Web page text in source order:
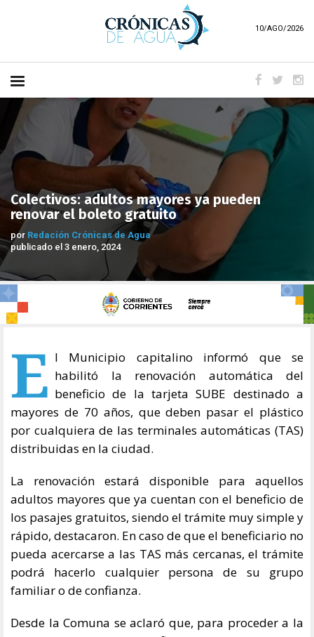
10/AGO/2026
Colectivos: adultos mayores ya pueden
renovar el boleto gratuito
por Redación Crónicas de Agua
publicado el 3 enero, 2024
E l Municipio capitalino informó que se
habilitó la renovación automática del
beneficio de la tarjeta SUBE destinado a
mayores de 70 años, que deben pasar el plástico
por cualquiera de las terminales automáticas (TAS)
distribuidas en la ciudad.
La renovación estará disponible para aquellos
adultos mayores que ya cuentan con el beneficio de
los pasajes gratuitos, siendo el trámite muy simple y
rápido, destacaron. En caso de que el beneficiario no
pueda acercarse a las TAS más cercanas, el trámite
podrá hacerlo cualquier persona de su grupo
familiar o de confianza.
Desde la Comuna se aclaró que, para proceder a la